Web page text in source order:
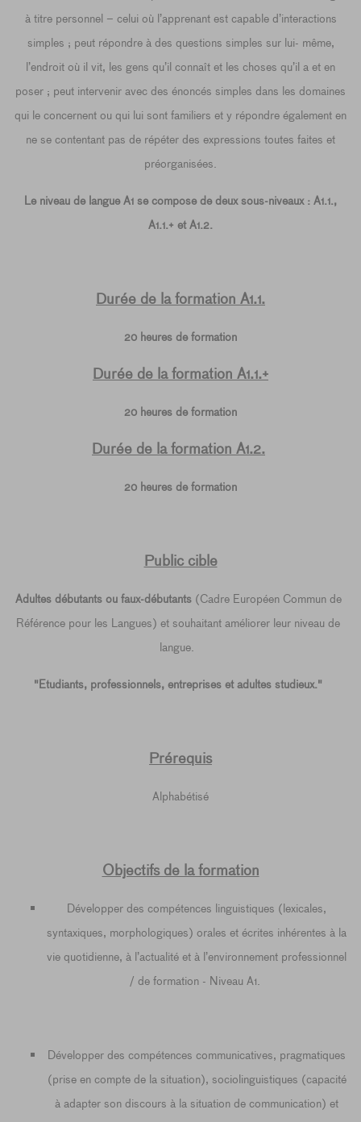
à titre personnel – celui où l’apprenant est capable d’interactions
simples ; peut répondre à des questions simples sur lui- même,
l’endroit où il vit, les gens qu’il connaît et les choses qu’il a et en
poser ; peut intervenir avec des énoncés simples dans les domaines
qui le concernent ou qui lui sont familiers et y répondre également en
ne se contentant pas de répéter des expressions toutes faites et
préorganisées.
Le niveau de langue A1 se compose de deux sous-niveaux : A1.1.,
A1.1.+ et A1.2.
Durée de la formation A1.1.
20 heures de formation
Durée de la formation A1.1.+
20 heures de formation
Durée de la formation A1.2.
20 heures de formation
Public cible
Adultes débutants ou faux-débutants(Cadre Européen Commun de
Référence pour les Langues) et souhaitant améliorer leur niveau de
langue.
"Etudiants, professionnels, entreprises et adultes studieux."
Prérequis
Alphabétisé
Objectifs de la formation
Développer des compétences linguistiques (lexicales,
syntaxiques, morphologiques) orales et écrites inhérentes à la
vie quotidienne, à l’actualité et à l’environnement professionnel
/ de formation - Niveau A1.
Développer des compétences communicatives, pragmatiques
(prise en compte de la situation), sociolinguistiques (capacité
à adapter son discours à la situation de communication) et